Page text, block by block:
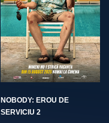
NOBODY: EROU DE
SERVICIU 2